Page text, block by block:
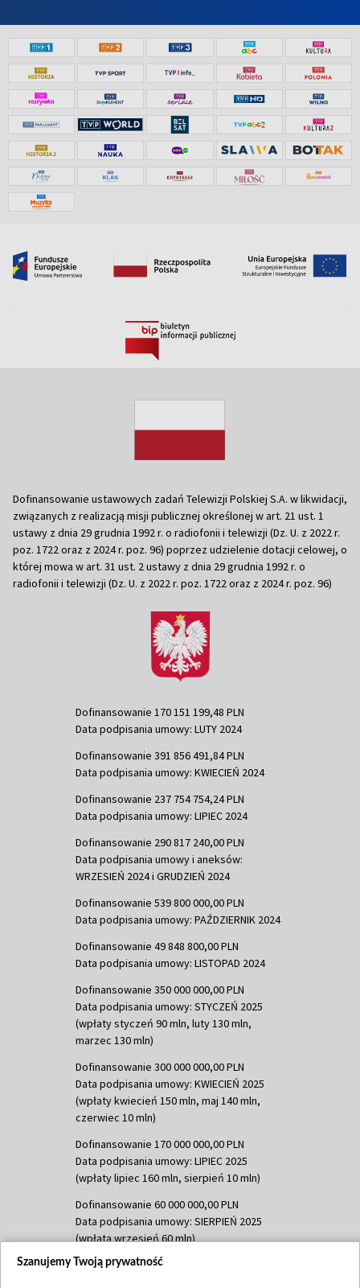
Dofinansowanie ustawowych zadań Telewizji Polskiej S.A. w likwidacji,
związanych z realizacją misji publicznej określonej w art. 21 ust. 1
ustawy z dnia 29 grudnia 1992 r. o radiofonii i telewizji (Dz. U. z 2022 r.
poz. 1722 oraz z 2024 r. poz. 96) poprzez udzielenie dotacji celowej, o
której mowa w art. 31 ust. 2 ustawy z dnia 29 grudnia 1992 r. o
radiofonii i telewizji (Dz. U. z 2022 r. poz. 1722 oraz z 2024 r. poz. 96)
Dofinansowanie 170 151 199,48 PLN
Data podpisania umowy: LUTY 2024
Dofinansowanie 391 856 491,84 PLN
Data podpisania umowy: KWIECIEŃ 2024
Dofinansowanie 237 754 754,24 PLN
Data podpisania umowy: LIPIEC 2024
Dofinansowanie 290 817 240,00 PLN
Data podpisania umowy i aneksów:
WRZESIEŃ 2024 i GRUDZIEŃ 2024
Dofinansowanie 539 800 000,00 PLN
Data podpisania umowy: PAŹDZIERNIK 2024
Dofinansowanie 49 848 800,00 PLN
Data podpisania umowy: LISTOPAD 2024
Dofinansowanie 350 000 000,00 PLN
Data podpisania umowy: STYCZEŃ 2025
(wpłaty styczeń 90 mln, luty 130 mln,
marzec 130 mln)
Dofinansowanie 300 000 000,00 PLN
Data podpisania umowy: KWIECIEŃ 2025
(wpłaty kwiecień 150 mln, maj 140 mln,
czerwiec 10 mln)
Dofinansowanie 170 000 000,00 PLN
Data podpisania umowy: LIPIEC 2025
(wpłaty lipiec 160 mln, sierpień 10 mln)
Dofinansowanie 60 000 000,00 PLN
Data podpisania umowy: SIERPIEŃ 2025
(wpłata wrzesień 60 mln)
Dofinansowanie 635 783 051,21 PLN
Szanujemy Twoją prywatność